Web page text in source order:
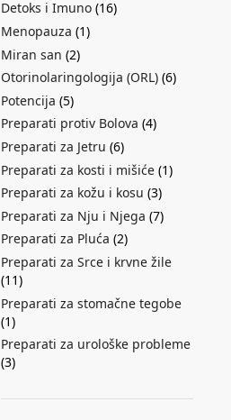
Detoks i Imuno(16)
Menopauza (1)
Miran san (2)
Otorinolaringologija (ORL)(6)
Potencija (5)
Preparati protiv Bolova (4)
Preparati za Jetru (6)
Preparati za kosti i mišiće(1)
Preparati za kožu i kosu (3)
Preparati za Nju i Njega (7)
Preparati za Pluća (2)
Preparati za Srce i krvne žile
(11)
Preparati za stomačne tegobe
(1)
Preparati za urološke probleme
(3)